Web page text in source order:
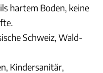
hartem Boden, keine
Schweiz, Wald-
Kindersanitär,